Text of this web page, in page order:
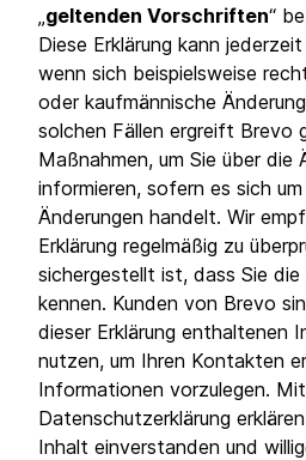
„geltenden Vorschriften“
Diese Erklärung kann
wenn sich beispielsweise
oder kaufmännische
solchen Fällen ergreift Brevo
Maßnahmen, um Sie über die
informieren, sofern es sich
Änderungen handelt. Wir
Erklärung regelmäßig zu
sichergestellt ist, dass Sie die
kennen. Kunden von Brevo
dieser Erklärung enthaltenen
nutzen, um Ihren Kontakten
Informationen vorzulegen.
Datenschutzerklärung
Inhalt einverstanden und